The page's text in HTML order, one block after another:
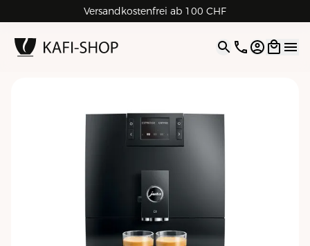
Versandkostenfrei ab 100 CHF
4.9| 5.0 Google
Open